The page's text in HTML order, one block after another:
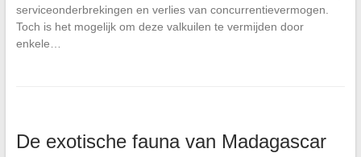
serviceonderbrekingen en verlies van concurrentievermogen.
Toch is het mogelijk om deze valkuilen te vermijden door
enkele…
De exotische fauna van Madagascar